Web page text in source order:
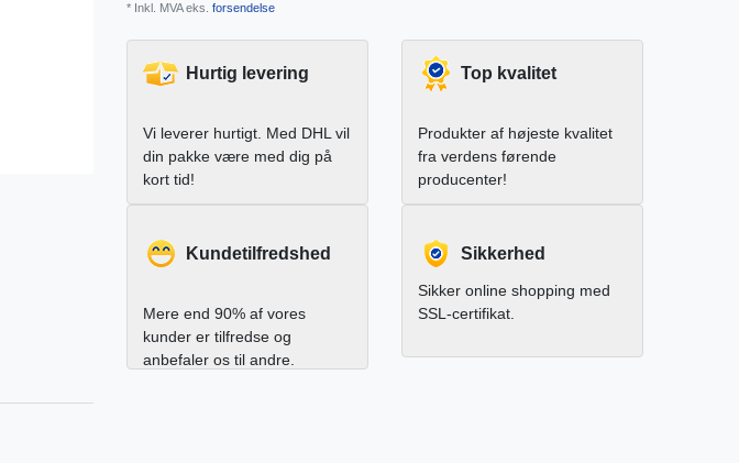
* Inkl. MVA eks. forsendelse
Hurtig levering
Vi leverer hurtigt. Med DHL vil
din pakke være med dig på
kort tid!
Top kvalitet
Produkter af højeste kvalitet
fra verdens førende
producenter!
Kundetilfredshed
Mere end 90% af vores
kunder er tilfredse og
anbefaler os til andre.
Sikkerhed
Sikker online shopping med
SSL-certifikat.